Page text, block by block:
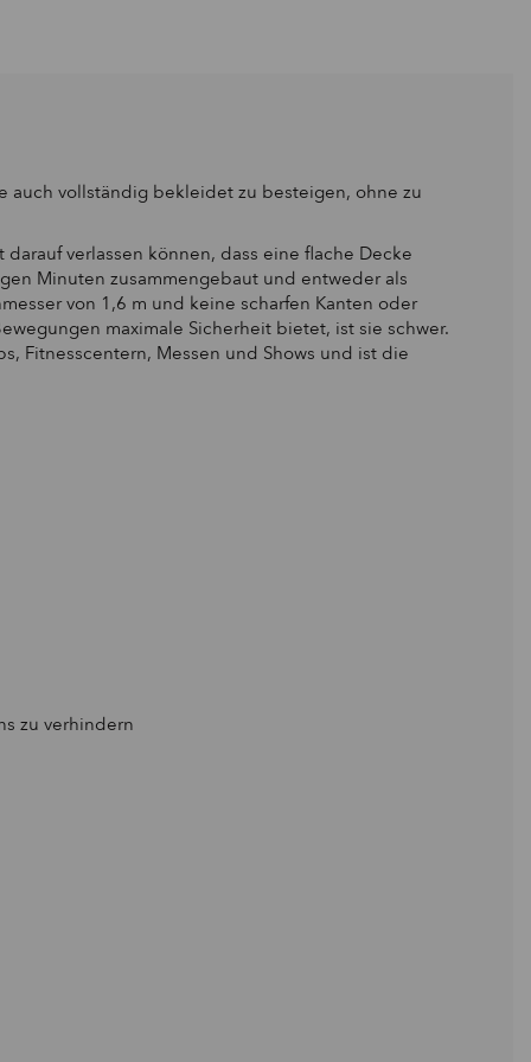
auch vollständig bekleidet zu besteigen, ohne zu
verlassen können, dass eine flache Decke
Minuten zusammengebaut und entweder als
von 1,6 m und keine scharfen Kanten oder
maximale Sicherheit bietet, ist sie schwer.
Fitnesscentern, Messen und Shows und ist die
zu verhindern